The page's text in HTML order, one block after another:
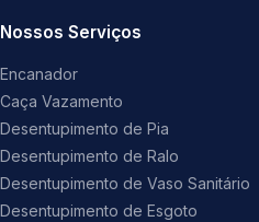
Nossos Serviços
Encanador
Caça Vazamento
Desentupimento de Pia
Desentupimento de Ralo
Desentupimento de Vaso Sanitário
Desentupimento de Esgoto